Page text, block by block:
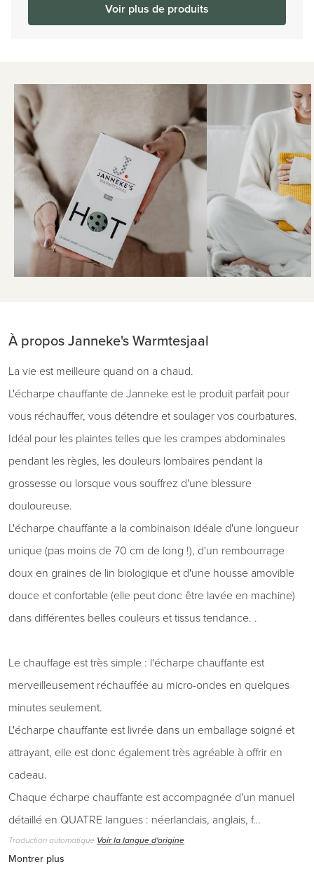
Voir plus de produits
À propos Janneke's Warmtesjaal
La vie est meilleure quand on a chaud.
L'écharpe chauffante de Janneke est le produit parfait pour
vous réchauffer, vous détendre et soulager vos courbatures.
Idéal pour les plaintes telles que les crampes abdominales
pendant les règles, les douleurs lombaires pendant la
grossesse ou lorsque vous souffrez d'une blessure
douloureuse.
L'écharpe chauffante a la combinaison idéale d'une longueur
unique (pas moins de 70 cm de long !), d'un rembourrage
doux en graines de lin biologique et d'une housse amovible
douce et confortable (elle peut donc être lavée en machine)
dans différentes belles couleurs et tissus tendance. .
Le chauffage est très simple : l'écharpe chauffante est
merveilleusement réchauffée au micro-ondes en quelques
minutes seulement.
L'écharpe chauffante est livrée dans un emballage soigné et
attrayant, elle est donc également très agréable à offrir en
cadeau.
Chaque écharpe chauffante est accompagnée d'un manuel
détaillé en QUATRE langues : néerlandais, anglais, f…
Traduction automatique Voir la langue d'origine
Montrer plus